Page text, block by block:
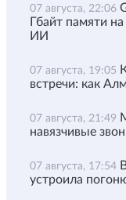
07 августа, 22:06
Гбайт памяти
ИИ
07 августа, 19:05
встречи: как
07 августа, 21:49
навязчивые
07 августа, 17:54
устроила